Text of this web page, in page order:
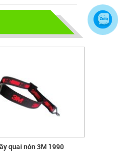
HỘ - ĐỪNG ĐỂ
giày bảo hộ phù
CHẤT CÓ LỌC HẤP
CÓ LỌC HẤP
- Khóa tập huấn
quai nón 3M 1990